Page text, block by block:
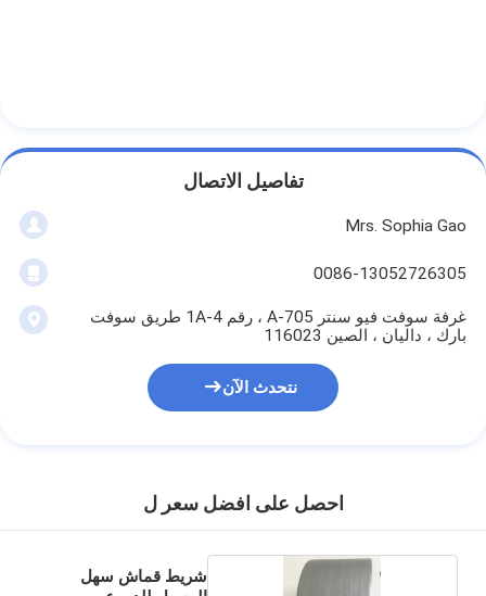
تفاصيل الاتصال
Mrs. Sophia Gao
0086-13052726305
غرفة سوفت فيو سنتر A-705 ، رقم 1A-4 طريق سوفت
بارك ، داليان ، الصين 116023
نتحدث الآن
احصل على افضل سعر ل
شريط قماش سهل